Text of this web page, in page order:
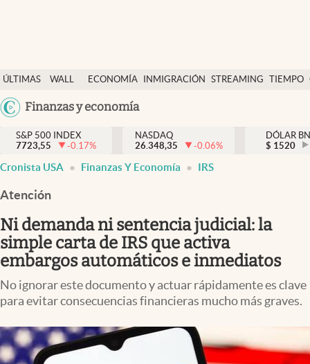
ÚLTIMAS
NOTICIAS
WALL
DÓLAR
ECONOMÍA INMIGRACIÓN STREAMING TIEMPO
México
Finanzas y economía
Finanzas y economía
Wall Street y dólar
Inmigración
Espiritual
Streaming
PC y mobile
USA
S&P 500 INDEX
7723,55
-0.17%
NASDAQ
26.348,35
-0.06%
DÓLAR
$ 1520
Cronista USA Finanzas Y Economía IRS
Atención
Ni demanda ni sentencia judicial: la
simple carta de IRS que activa
embargos automáticos e inmediatos
No ignorar este documento y actuar rápidamente es clave
para evitar consecuencias financieras mucho más graves.